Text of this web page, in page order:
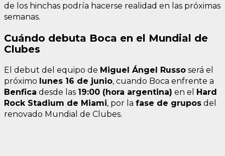
de los hinchas podría hacerse realidad en las próximas
semanas.
Cuándo debuta Boca en el Mundial de
Clubes
El debut del equipo de Miguel Ángel Russo será el
próximo lunes 16 de junio, cuando Boca enfrente a
Benfica desde las 19:00 (hora argentina) en el Hard
Rock Stadium de Miami, por la fase de grupos del
renovado Mundial de Clubes.